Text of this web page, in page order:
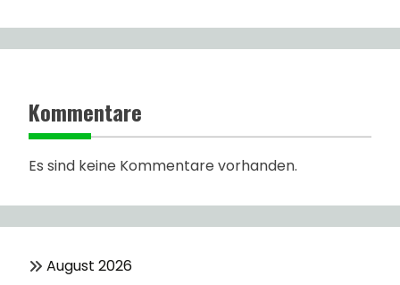
Kommentare
Es sind keine Kommentare vorhanden.
August 2026